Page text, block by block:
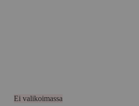
Ei valikoimassa